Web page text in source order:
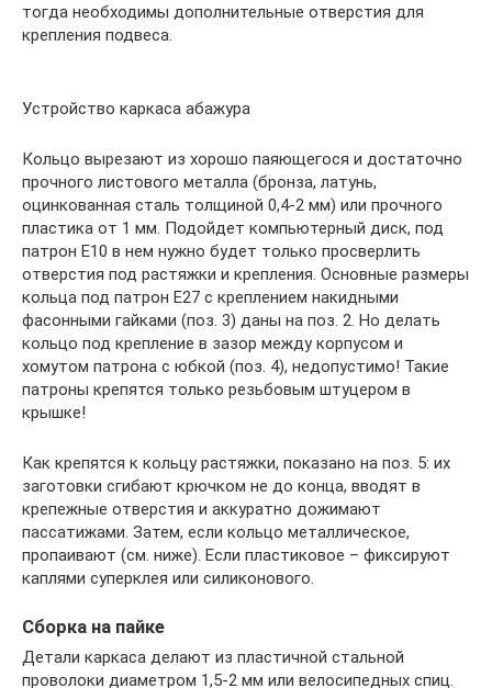
тогда необходимы дополнительные отверстия для
крепления подвеса.
Устройство каркаса абажура
Кольцо вырезают из хорошо паяющегося и достаточно
прочного листового металла (бронза, латунь,
оцинкованная сталь толщиной 0,4-2 мм) или прочного
пластика от 1 мм. Подойдет компьютерный диск, под
патрон Е10 в нем нужно будет только просверлить
отверстия под растяжки и крепления. Основные размеры
кольца под патрон Е27 с креплением накидными
фасонными гайками (поз. 3) даны на поз. 2. Но делать
кольцо под крепление в зазор между корпусом и
хомутом патрона с юбкой (поз. 4), недопустимо! Такие
патроны крепятся только резьбовым штуцером в
крышке!
Как крепятся к кольцу растяжки, показано на поз. 5: их
заготовки сгибают крючком не до конца, вводят в
крепежные отверстия и аккуратно дожимают
пассатижами. Затем, если кольцо металлическое,
пропаивают (см. ниже). Если пластиковое – фиксируют
каплями суперклея или силиконового.
Сборка на пайке
Детали каркаса делают из пластичной стальной
проволоки диаметром 1,5-2 мм или велосипедных спиц.